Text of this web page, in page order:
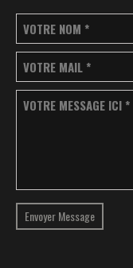
VOTRE NOM *
VOTRE MAIL *
VOTRE MESSAGE ICI *
Envoyer Message